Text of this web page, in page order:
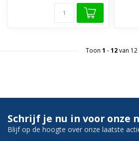
Toon 1 -12van 12
Schrijf je nu in voor onze
Blijf op de hoogte over onze laatste